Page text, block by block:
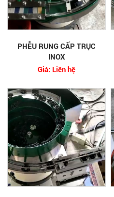
PHỄU RUNG CẤP TRỤC
INOX
Giá: Liên hệ